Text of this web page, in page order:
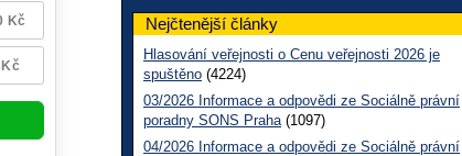
Nejčtenější články
Hlasování veřejnosti o Cenu veřejnosti 2026 je
spuštěno (4224)
03/2026 Informace a odpovědi ze Sociálně právní
poradny SONS Praha (1097)
04/2026 Informace a odpovědi ze Sociálně právní